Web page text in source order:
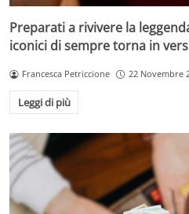
Preparati a rivivere la
iconici di sempre torna in
Francesca Petriccione 22 Novembre
Leggi di più